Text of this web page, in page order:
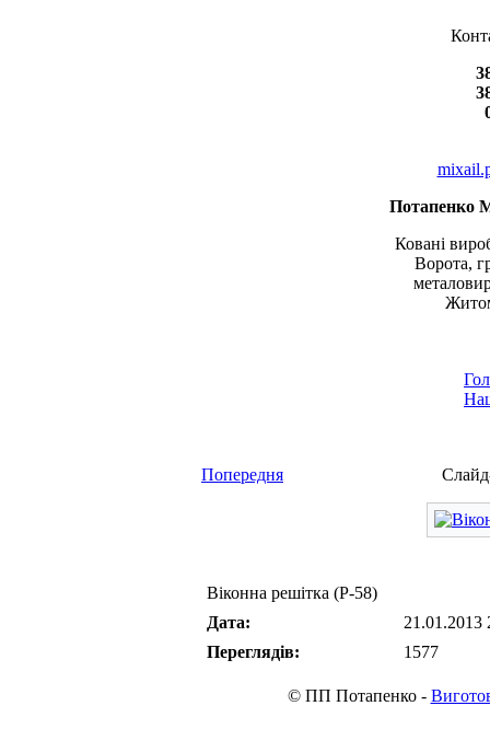
Потапенко
Ковані
Ворота,
Попередня
Віконна решітка (Р-58)
Дата:
21.01.2013
Переглядів:
1577
© ПП Потапенко -